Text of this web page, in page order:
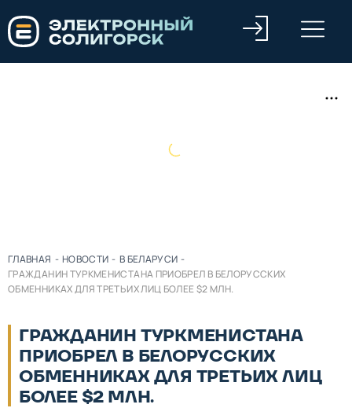
ГЛАВНАЯ - НОВОСТИ - В БЕЛАРУСИ -
ГРАЖДАНИН ТУРКМЕНИСТАНА ПРИОБРЕЛ В БЕЛОРУССКИХ
ОБМЕННИКАХ ДЛЯ ТРЕТЬИХ ЛИЦ БОЛЕЕ $2 МЛН.
ГРАЖДАНИН ТУРКМЕНИСТАНА
ПРИОБРЕЛ В БЕЛОРУССКИХ
ОБМЕННИКАХ ДЛЯ ТРЕТЬИХ ЛИЦ
БОЛЕЕ $2 МЛН.